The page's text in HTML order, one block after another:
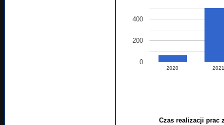
2020
0
200
400
Czas realizacji prac